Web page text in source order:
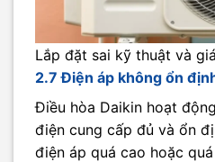
Lắp đặt sai kỹ thuật và
2.7 Điện áp không ổn
Điều hòa Daikin hoạt
điện cung cấp đủ và ổn
điện áp quá cao hoặc